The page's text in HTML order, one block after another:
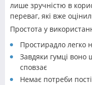
лише зручністю в
переваг, які вже
Простота у
Простирадло легко
Завдяки гумці воно
сповзає
Немає потреби